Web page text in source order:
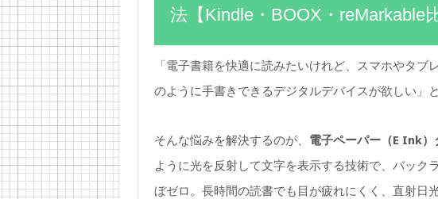
法【Kindle・BOOX・reMarkable比
「電子書籍を快適に読みたいけれど、スマホやタ
のように手書きできるデジタルデバイスが欲しい」
そんな悩みを解決するのが、 電子ペーパー（E Ink）
ように光を反射して文字を表示する技術で、バック
ぼゼロ。長時間の読書でも目が疲れにくく、直射日